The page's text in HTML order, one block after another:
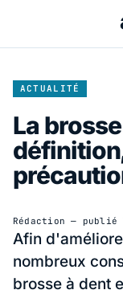
ACTUALITÉ
La
Rédaction — publié
Afin
nombreux
brosse à dent